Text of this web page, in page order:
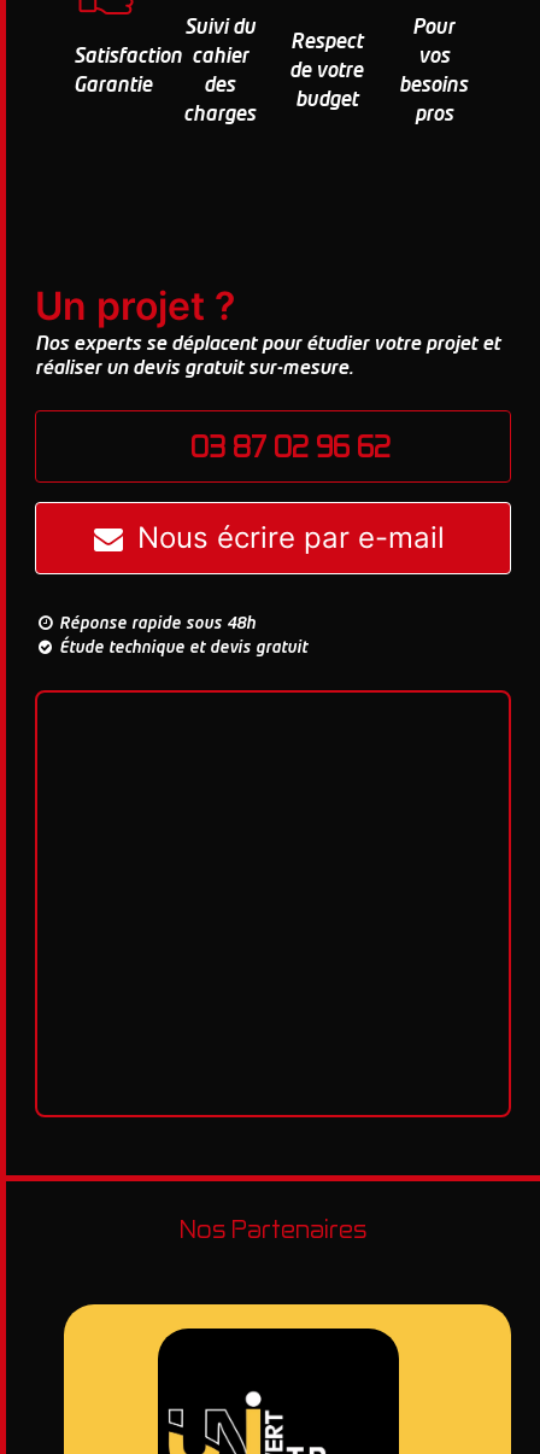
Satisfaction
Garantie
Suivi du
cahier
des
charges
Respect
de votre
budget
Pour
vos
besoins
pros
Un projet ?
Nos experts se déplacent pour étudier votre projet et
réaliser un devis gratuit sur-mesure.
03 87 02 96 62
Nous écrire par e-mail
Réponse rapide sous 48h
Étude technique et devis gratuit
Nos Partenaires